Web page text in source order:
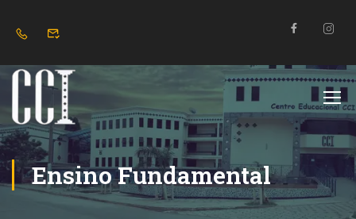
Ensino Fundamental